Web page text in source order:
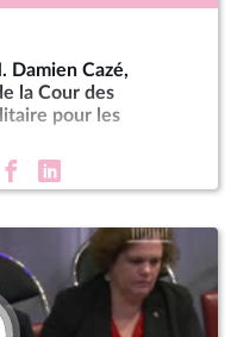
Damien Cazé,
la Cour des
pour les